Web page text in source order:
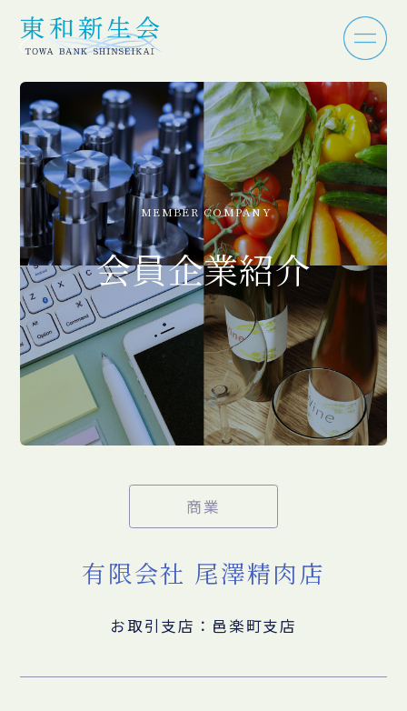
MEMBER COMPANY
会員企業紹介
商業
有限会社 尾澤精肉店
お取引支店：邑楽町支店